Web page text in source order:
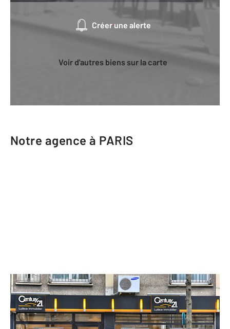
Créer une alerte
Voir d'autres biens sur la carte
Notre agence à PARIS
CENTURY 21 Lutèce Immobilier
165 rue de Tolbiac
PARIS - 75013